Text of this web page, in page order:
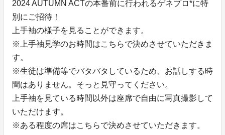
2024 AUTUMN ACTの本番前に行われるゲネプロ*に特
別にご招待！
上手袖の様子を見ることができます。
※上手袖見学のお時間はこちらで決めさせていただきま
す。
※生徒は準備等でバタバタしているため、お話しする時
間はありません。そっと見守ってください。
上手袖を見ている時間以外は座席で自由に写真撮影して
いただけます。
※ある程度の席はこちらで決めさせていただきます。